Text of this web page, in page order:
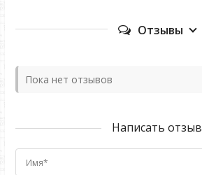
Отзывы
Пока нет отзывов
Написать отзыв
Имя*